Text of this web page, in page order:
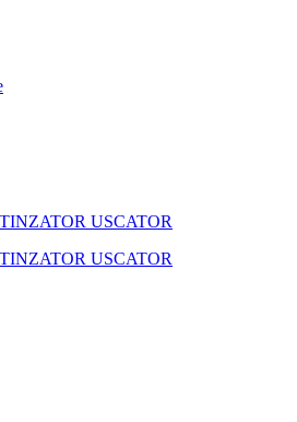
USCATOR
USCATOR